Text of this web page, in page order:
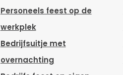
Personeels feest op de
werkplek
Bedrijfsuitje met
overnachting